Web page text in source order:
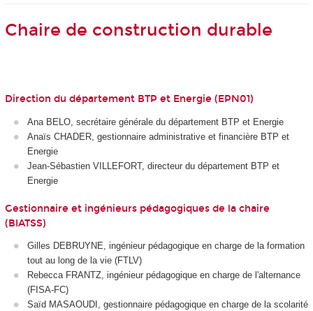
Chaire de construction durable
Direction du département BTP et Energie (EPN01)
Ana BELO, secrétaire générale du département BTP et Energie
Anaïs CHADER, gestionnaire administrative et financière BTP et
Energie
Jean-Sébastien VILLEFORT, directeur du département BTP et
Energie
Gestionnaire et ingénieurs pédagogiques de la chaire
(BIATSS)
Gilles DEBRUYNE, ingénieur pédagogique en charge de la formation
tout au long de la vie (FTLV)
Rebecca FRANTZ, ingénieur pédagogique en charge de l'alternance
(FISA-FC)
Saïd MASAOUDI, gestionnaire pédagogique en charge de la scolarité